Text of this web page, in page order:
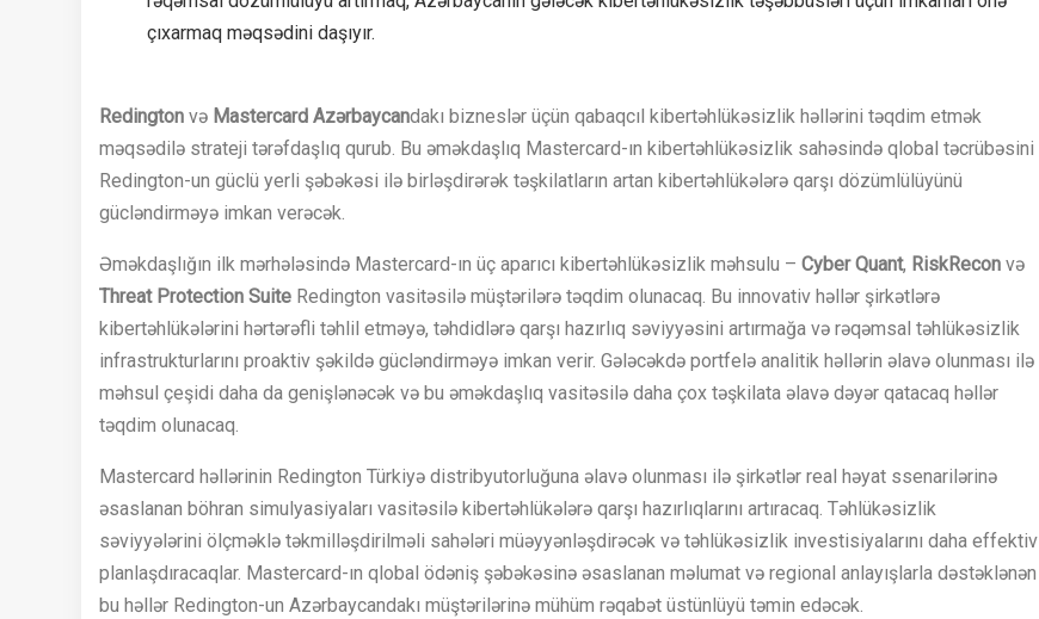
çıxarmaq məqsədini daşıyır.
Redington və Mastercard Azərbaycandakı bizneslər üçün qabaqcıl kibertəhlükəsizlik həllərini təqdim etmək
məqsədilə strateji tərəfdaşlıq qurub. Bu əməkdaşlıq Mastercard-ın kibertəhlükəsizlik sahəsində qlobal təcrübəsini
Redington-un güclü yerli şəbəkəsi ilə birləşdirərək təşkilatların artan kibertəhlükələrə qarşı dözümlülüyünü
gücləndirməyə imkan verəcək.
Əməkdaşlığın ilk mərhələsində Mastercard-ın üç aparıcı kibertəhlükəsizlik məhsulu – Cyber Quant, RiskRecon və
Threat Protection Suite Redington vasitəsilə müştərilərə təqdim olunacaq. Bu innovativ həllər şirkətlərə
kibertəhlükələrini hərtərəfli təhlil etməyə, təhdidlərə qarşı hazırlıq səviyyəsini artırmağa və rəqəmsal təhlükəsizlik
infrastrukturlarını proaktiv şəkildə gücləndirməyə imkan verir. Gələcəkdə portfelə analitik həllərin əlavə olunması ilə
məhsul çeşidi daha da genişlənəcək və bu əməkdaşlıq vasitəsilə daha çox təşkilata əlavə dəyər qatacaq həllər
təqdim olunacaq.
Mastercard həllərinin Redington Türkiyə distribyutorluğuna əlavə olunması ilə şirkətlər real həyat ssenarilərinə
əsaslanan böhran simulyasiyaları vasitəsilə kibertəhlükələrə qarşı hazırlıqlarını artıracaq. Təhlükəsizlik
səviyyələrini ölçməklə təkmilləşdirilməli sahələri müəyyənləşdirəcək və təhlükəsizlik investisiyalarını daha effektiv
planlaşdıracaqlar. Mastercard-ın qlobal ödəniş şəbəkəsinə əsaslanan məlumat və regional anlayışlarla dəstəklənən
bu həllər Redington-un Azərbaycandakı müştərilərinə mühüm rəqabət üstünlüyü təmin edəcək.